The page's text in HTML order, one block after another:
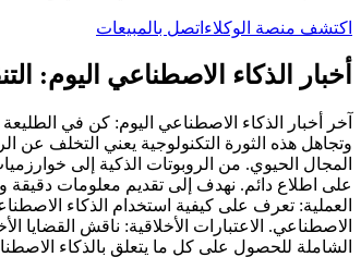
اكتشف منصة الوكلاء اتصل بالمبيعات
أخبار الذكاء الاصطناعي اليوم:
المجال الحيوي. من الروبوتات الذكية إلى
على اطلاع دائم. نهدف إلى تقديم معلومات دقيقة
العملية: تعرف على كيفية استخدام الذكاء
الاصطناعي. الاعتبارات الأخلاقية: ناقش القضايا
الشاملة للحصول على كل ما يتعلق بالذكاء